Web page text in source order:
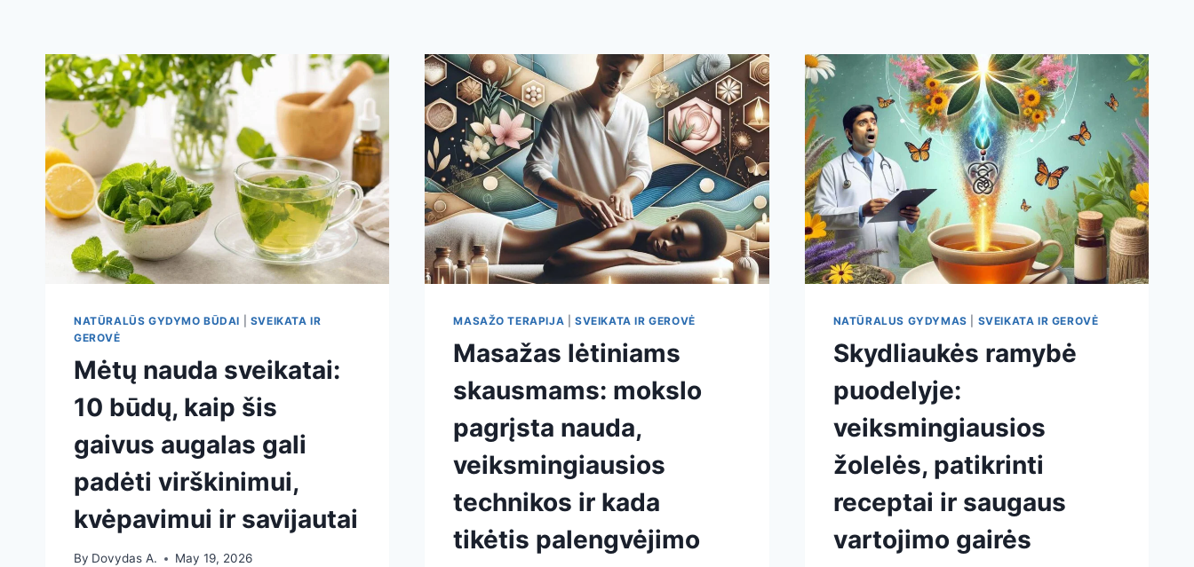
NATŪRALŪS GYDYMO BŪDAI
SVEIKATA IR
GEROVĖ
Mėtų nauda sveikatai:
10 būdų, kaip šis
gaivus augalas gali
padėti virškinimui,
kvėpavimui ir savijautai
By Dovydas A. May 19, 2026
MASAŽO TERAPIJA |SVEIKATA IR GEROVĖ
Masažas lėtiniams
skausmams: mokslo
pagrįsta nauda,
veiksmingiausios
technikos ir kada
tikėtis palengvėjimo
NATŪRALUS GYDYMAS SVEIKATA IR GEROVĖ
Skydliaukės ramybė
puodelyje:
veiksmingiausios
žolelės, patikrinti
receptai ir saugaus
vartojimo gairės